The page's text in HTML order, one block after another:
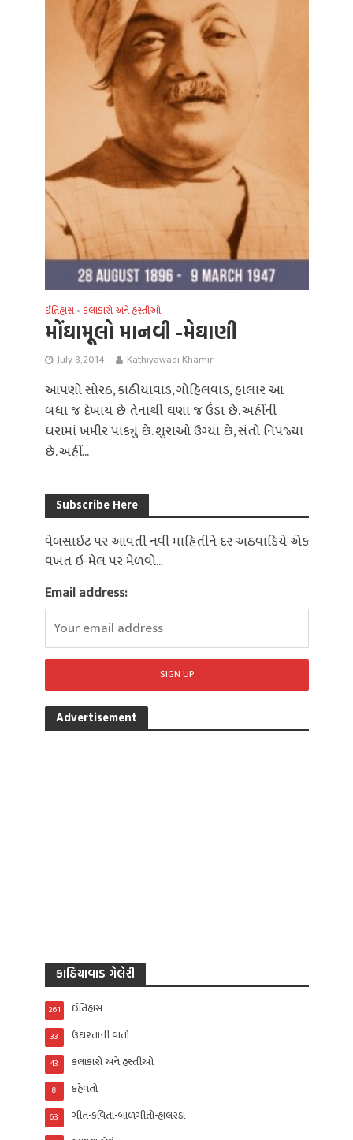
ઈતિહાસ • કલાકારો અને હસ્તીઓ
મોંઘામૂલો માનવી -મેઘાણી
July 8, 2014 Kathiyawadi Khamir
આપણો સોરઠ, કાઠીયાવાડ, ગોહિલવાડ, હાલાર આ
બધા જ દેખાય છે તેનાથી ઘણા જ ઉંડા છે. અહીંની
ધરામાં ખમીર પાક્યું છે. શુરાઓ ઉગ્યા છે, સંતો નિપજ્યા
છે. અહીં...
Subscribe Here
વેબસાઈટ પર આવતી નવી માહિતીને દર અઠવાડિયે એક
વખત ઇ-મેલ પર મેળવો...
Email address:
Advertisement
કાઠિયાવાડ ગેલેરી
ઈતિહાસ
261
ઉદારતાની વાતો
33
કલાકારો અને હસ્તીઓ
43
કહેવતો
8
ગીત-કવિતા-બાળગીતો-હાલરડાં
63